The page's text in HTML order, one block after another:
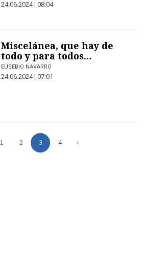
24.06.2024 | 08:04
Miscelánea, que hay de
todo y para todos…
EUSEBIO NAVARRO
24.06.2024 | 07:01
1 2 3 4 ›